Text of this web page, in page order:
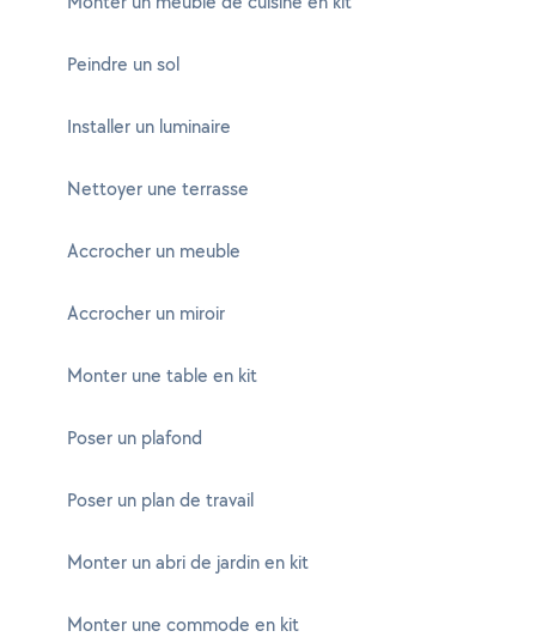
Peindre un sol
Installer un luminaire
Nettoyer une terrasse
Accrocher un meuble
Accrocher un miroir
Monter une table en kit
Poser un plafond
Poser un plan de travail
Monter un abri de jardin en kit
Monter une commode en kit